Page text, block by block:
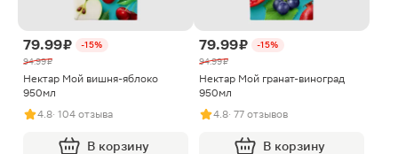
79.99 ₽
-15%
94.99 ₽
Нектар Мой вишня-яблоко
950мл
4.8· 104 отзыва
В корзину
79.99 ₽
-15%
94.99 ₽
Нектар Мой гранат-виноград
950мл
4.8· 77 отзывов
В корзину